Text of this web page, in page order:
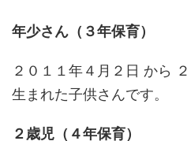
年少さん（３年保育）
２０１１年４月２日 から
生まれた子供さんです。
２歳児（４年保育）